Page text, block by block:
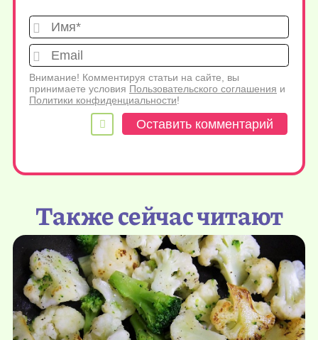
Имя*
Внимание! Комментируя статьи на сайте, вы
принимаете условия Пользовательского соглашения и
Политики конфиденциальности!
Также сейчас читают